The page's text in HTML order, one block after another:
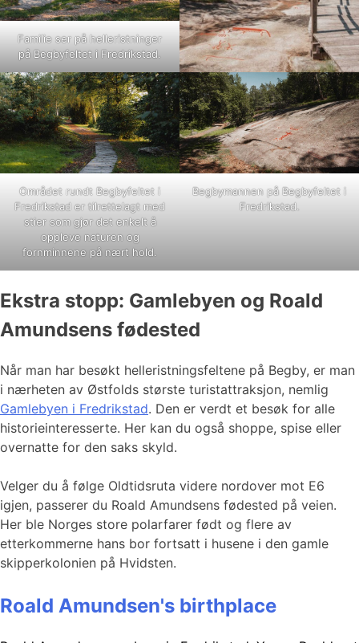
Familie ser på helleristninger
på Begbyfeltet i Fredrikstad.
Området rundt Begbyfeltet i
Fredrikstad er tilrettelagt med
stier som gjør det enkelt å
oppleve naturen og
fornminnene på nært hold.
Begbymannen på Begbyfeltet i
Fredrikstad.
Ekstra stopp: Gamlebyen og Roald
Amundsens fødested
Når man har besøkt helleristningsfeltene på Begby, er man
i nærheten av Østfolds største turistattraksjon, nemlig
Gamlebyen i Fredrikstad. Den er verdt et besøk for alle
historieinteresserte. Her kan du også shoppe, spise eller
overnatte for den saks skyld.
Velger du å følge Oldtidsruta videre nordover mot E6
igjen, passerer du Roald Amundsens fødested på veien.
Her ble Norges store polarfarer født og flere av
etterkommerne hans bor fortsatt i husene i den gamle
skipperkolonien på Hvidsten.
Roald Amundsen's birthplace